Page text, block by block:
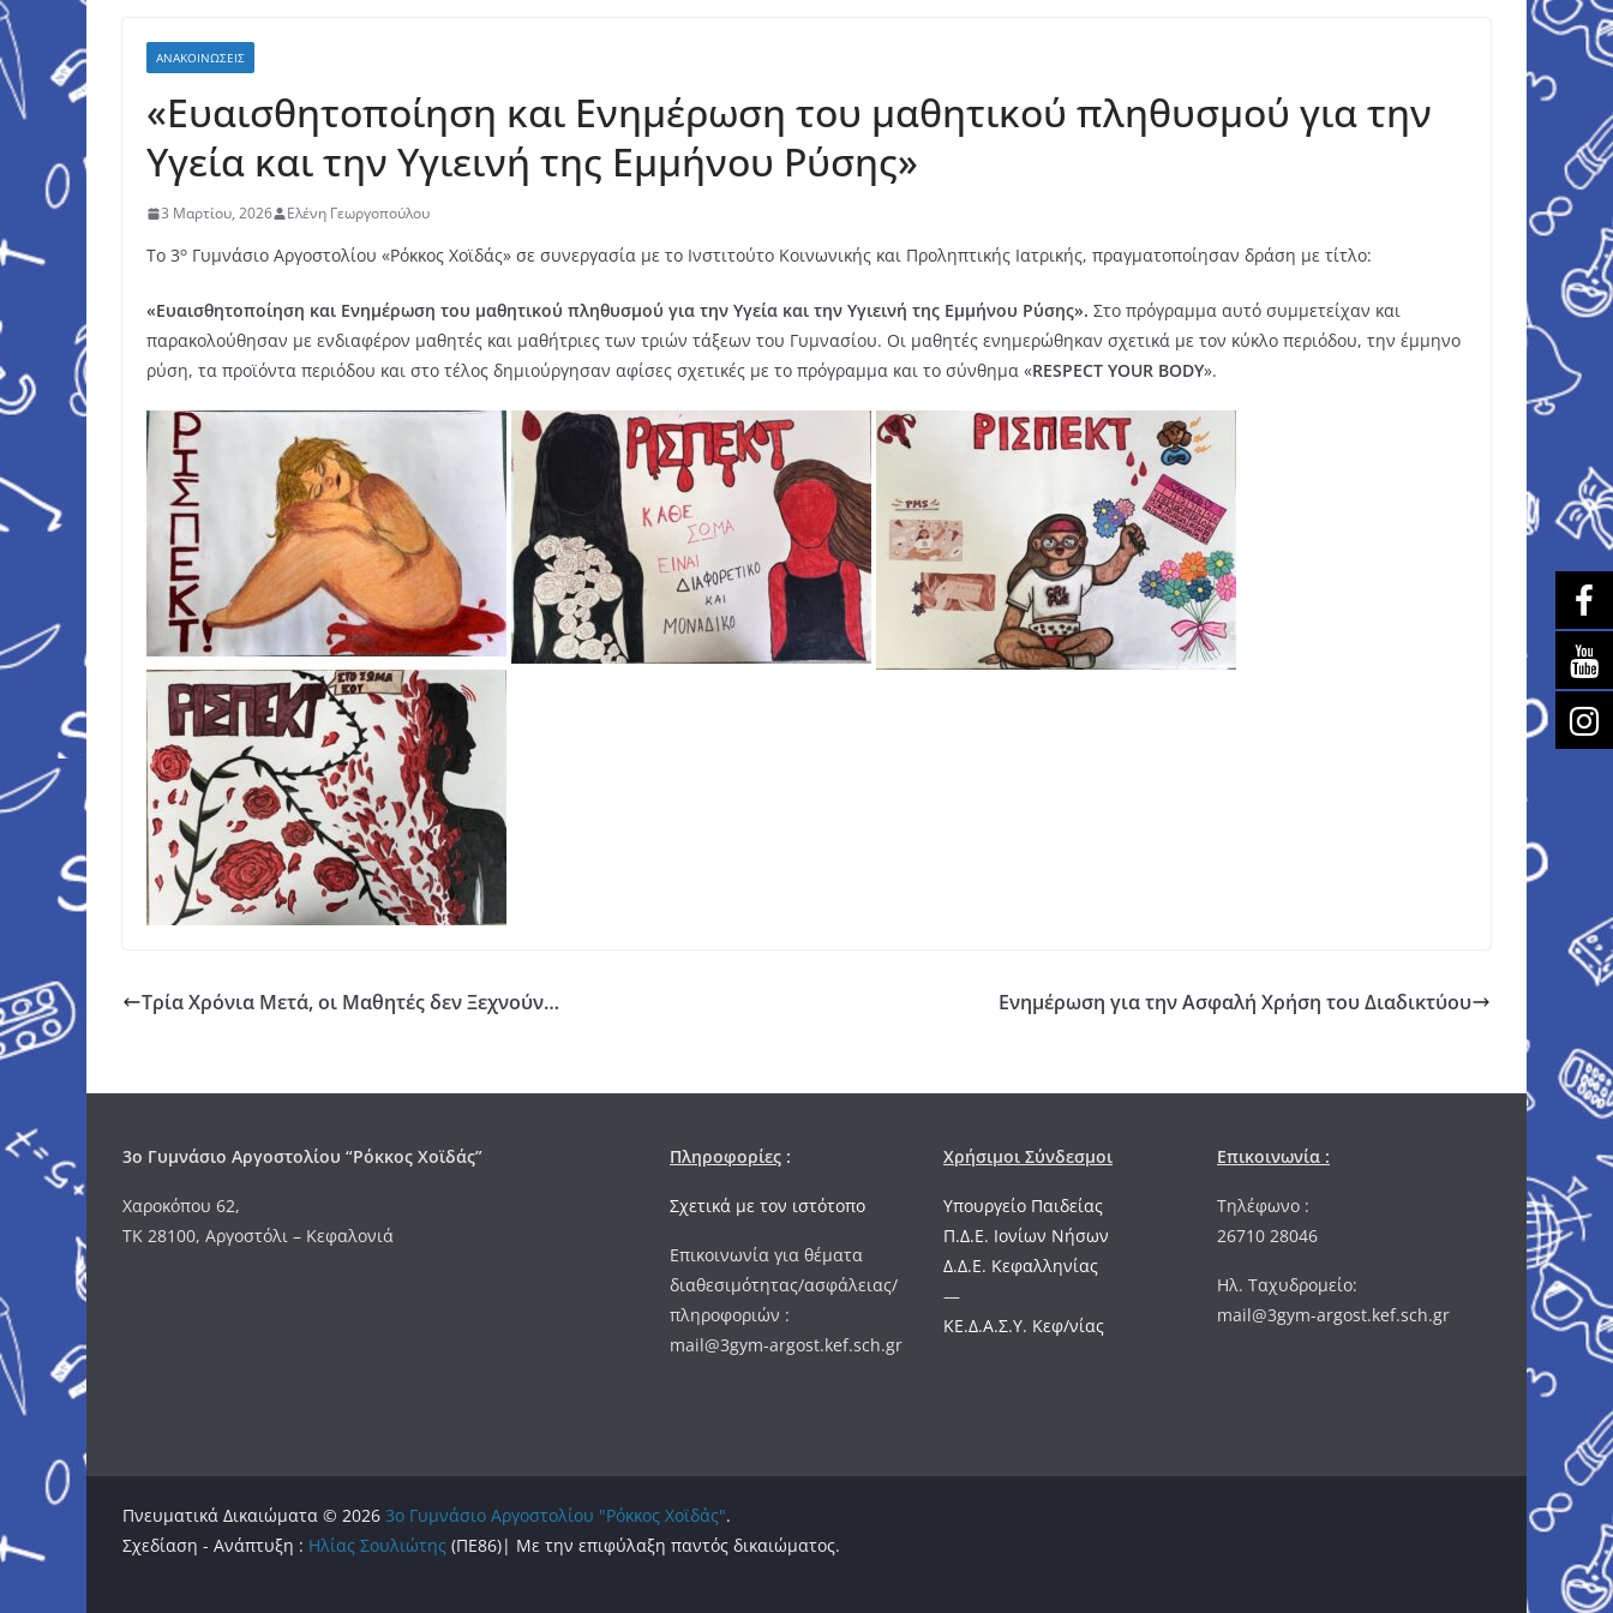
ΑΝΑΚΟΙΝΩΣΕΙΣ
«Ευαισθητοποίηση και Ενημέρωση του μαθητικού πληθυσμού για την
Υγεία και την Υγιεινή της Εμμήνου Ρύσης»
3 Μαρτίου, 2026 Ελένη Γεωργοπούλου
Το 3ο Γυμνάσιο Αργοστολίου «Ρόκκος Χοϊδάς» σε συνεργασία με το Ινστιτούτο Κοινωνικής και Προληπτικής Ιατρικής, πραγματοποίησαν δράση με τίτλο:
«Ευαισθητοποίηση και Ενημέρωση του μαθητικού πληθυσμού για την Υγεία και την Υγιεινή της Εμμήνου Ρύσης». Στο πρόγραμμα αυτό συμμετείχαν και
παρακολούθησαν με ενδιαφέρον μαθητές και μαθήτριες των τριών τάξεων του Γυμνασίου. Οι μαθητές ενημερώθηκαν σχετικά με τον κύκλο περιόδου, την έμμηνο
ρύση, τα προϊόντα περιόδου και στο τέλος δημιούργησαν αφίσες σχετικές με το πρόγραμμα και το σύνθημα «RESPECT YOUR BODY».
Τρία Χρόνια Μετά, οι Μαθητές δεν Ξεχνούν… Ενημέρωση για την Ασφαλή Χρήση του Διαδικτύου
3o Γυμνάσιο Αργοστολίου “Ρόκκος Χοϊδάς”
Χαροκόπου 62,
ΤΚ 28100, Αργοστόλι – Κεφαλονιά
Πληροφορίες :
Σχετικά με τον ιστότοπο
Επικοινωνία για θέματα
διαθεσιμότητας/ασφάλειας/
πληροφοριών :
mail@3gym-argost.kef.sch.gr
Χρήσιμοι Σύνδεσμοι
Υπουργείο Παιδείας
Π.Δ.Ε. Ιονίων Νήσων
Δ.Δ.Ε. Κεφαλληνίας
—
ΚΕ.Δ.Α.Σ.Υ. Κεφ/νίας
Επικοινωνία :
Τηλέφωνο :
26710 28046
Ηλ. Ταχυδρομείο:
mail@3gym-argost.kef.sch.gr
Πνευματικά Δικαιώματα © 2026 3o Γυμνάσιο Αργοστολίου "Ρόκκος Χοϊδάς".
Σχεδίαση - Ανάπτυξη : Ηλίας Σουλιώτης (ΠΕ86)| Με την επιφύλαξη παντός δικαιώματος.